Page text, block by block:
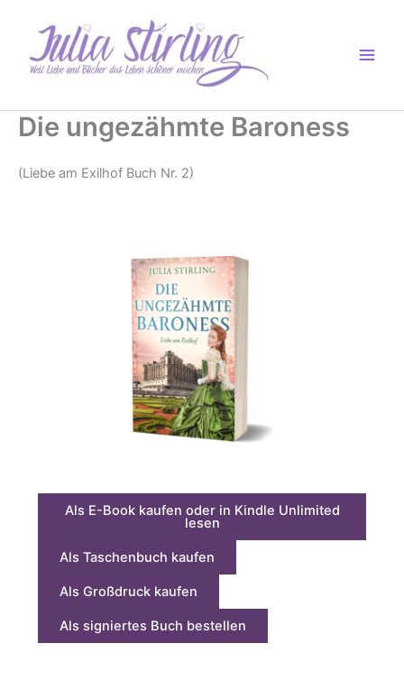
springen
Die ungezähmte Baroness
(Liebe am Exilhof Buch Nr. 2)
Als E-Book kaufen oder in Kindle Unlimited
lesen
Als Taschenbuch kaufen
Als Großdruck kaufen
Als signiertes Buch bestellen